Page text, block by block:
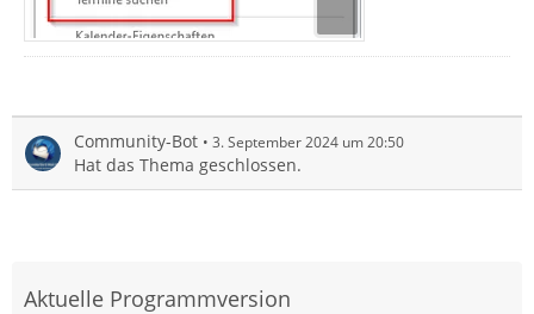
Community-Bot 3. September 2024 um 20:50
Hat das Thema geschlossen.
Aktuelle Programmversion